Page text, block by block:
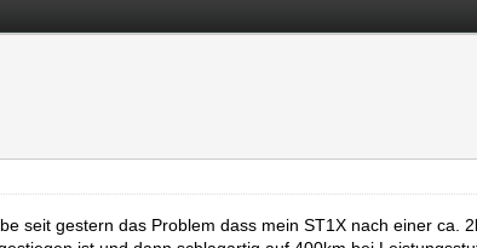
seit gestern das Problem dass mein ST1X nach einer ca.